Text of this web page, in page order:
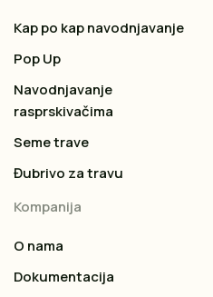
Kap po kap navodnjavanje
Pop Up
Navodnjavanje
rasprskivačima
Seme trave
Đubrivo za travu
Kompanija
O nama
Dokumentacija